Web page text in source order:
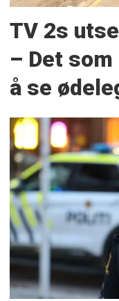
TV 2s
– Det
å se